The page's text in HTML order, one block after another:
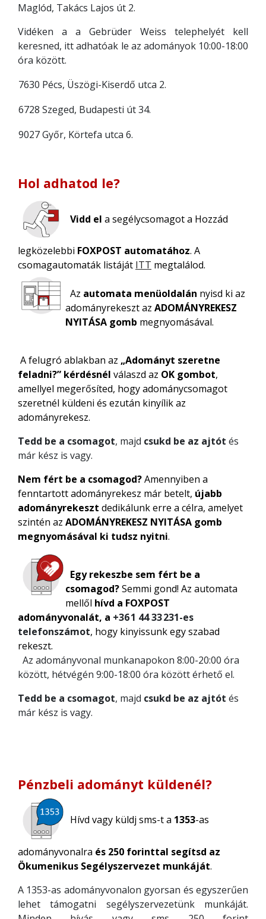
Maglód, Takács Lajos út 2.
Vidéken a a Gebrüder Weiss telephelyét kell
keresned, itt adhatóak le az adományok 10:00-18:00
óra között.
7630 Pécs, Üszögi-Kiserdő utca 2.
6728 Szeged, Budapesti út 34.
9027 Győr, Körtefa utca 6.
Hol adhatod le?
Vidd el a segélycsomagot a Hozzád
legközelebbi FOXPOST automatához. A
csomagautomaták listáját ITT megtalálod.
Az automata menüoldalán nyisd ki az
adományrekeszt az ADOMÁNYREKESZ
NYITÁSA gomb megnyomásával.
A felugró ablakban az „Adományt szeretne
feladni?” kérdésnél válaszd az OK gombot,
amellyel megerősíted, hogy adománycsomagot
szeretnél küldeni és ezután kinyílik az
adományrekesz.
Tedd be a csomagot, majd csukd be az ajtót és
már kész is vagy.
Nem fért be a csomagod?Amennyiben a
fenntartott adományrekesz már betelt, újabb
adományrekeszt dedikálunk erre a célra, amelyet
szintén az ADOMÁNYREKESZ NYITÁSA gomb
megnyomásával ki tudsz nyitni.
Egy rekeszbe sem fért be a
csomagod?Semmi gond! Az automata
mellől hívd a FOXPOST
adományvonalát, a +36 1 44 33 231-es
telefonszámot, hogy kinyissunk egy szabad
rekeszt.
Az adományvonal munkanapokon 8:00-20:00 óra
között, hétvégén 9:00-18:00 óra között érhető el.
Tedd be a csomagot, majd csukd be az ajtót és
már kész is vagy.
Pénzbeli adományt küldenél?
Hívd vagy küldj sms-t a 1353-as
adományvonalra és 250 forinttal segítsd az
Ökumenikus Segélyszervezet munkáját.
A 1353-as adományvonalon gyorsan és egyszerűen
lehet támogatni segélyszervezetünk munkáját.